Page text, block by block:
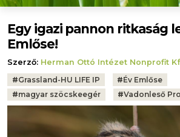
Egy igazi pannon ritkaság
Emlőse!
Szerző: Herman Ottó Intézet Nonprofit
Tags:
#Grassland-HU LIFE IP #Év Emlőse
#magyar szöcskeegér #Vadonleső